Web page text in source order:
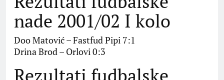
nade 2001/02 I kolo
Doo Matović – Fastfud Pipi 7:1
Drina Brod – Orlovi 0:3